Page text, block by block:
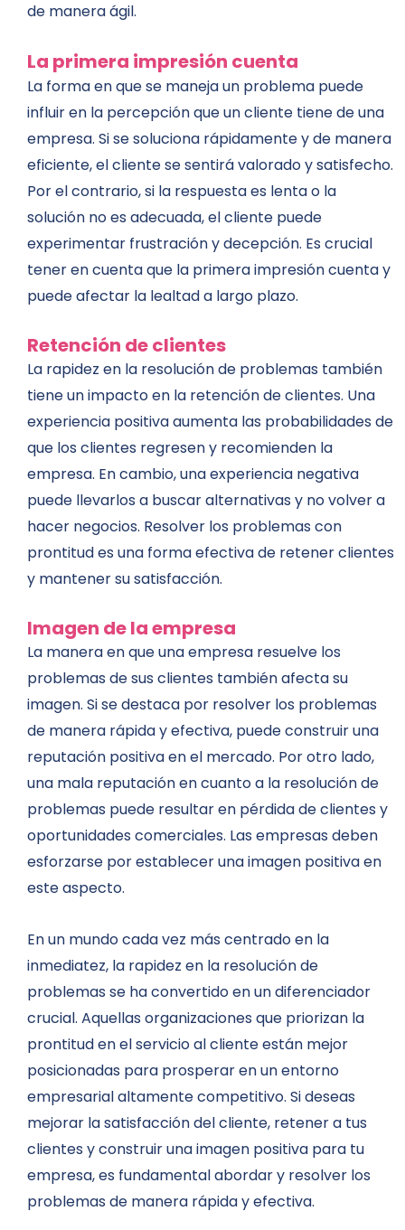
de manera ágil.
La primera impresión cuenta
La forma en que se maneja un problema puede
influir en la percepción que un cliente tiene de una
empresa. Si se soluciona rápidamente y de manera
eficiente, el cliente se sentirá valorado y satisfecho.
Por el contrario, si la respuesta es lenta o la
solución no es adecuada, el cliente puede
experimentar frustración y decepción. Es crucial
tener en cuenta que la primera impresión cuenta y
puede afectar la lealtad a largo plazo.
Retención de clientes
La rapidez en la resolución de problemas también
tiene un impacto en la retención de clientes. Una
experiencia positiva aumenta las probabilidades de
que los clientes regresen y recomienden la
empresa. En cambio, una experiencia negativa
puede llevarlos a buscar alternativas y no volver a
hacer negocios. Resolver los problemas con
prontitud es una forma efectiva de retener clientes
y mantener su satisfacción.
Imagen de la empresa
La manera en que una empresa resuelve los
problemas de sus clientes también afecta su
imagen. Si se destaca por resolver los problemas
de manera rápida y efectiva, puede construir una
reputación positiva en el mercado. Por otro lado,
una mala reputación en cuanto a la resolución de
problemas puede resultar en pérdida de clientes y
oportunidades comerciales. Las empresas deben
esforzarse por establecer una imagen positiva en
este aspecto.
En un mundo cada vez más centrado en la
inmediatez, la rapidez en la resolución de
problemas se ha convertido en un diferenciador
crucial. Aquellas organizaciones que priorizan la
prontitud en el servicio al cliente están mejor
posicionadas para prosperar en un entorno
empresarial altamente competitivo. Si deseas
mejorar la satisfacción del cliente, retener a tus
clientes y construir una imagen positiva para tu
empresa, es fundamental abordar y resolver los
problemas de manera rápida y efectiva.